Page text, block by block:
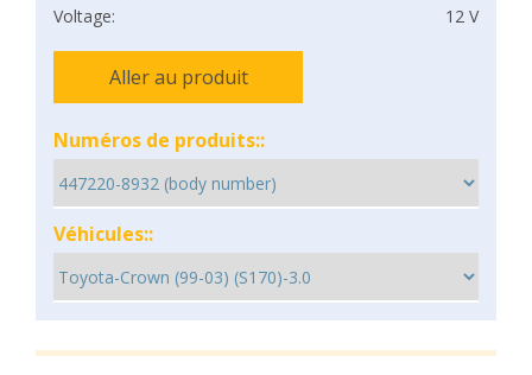
Voltage: 12 V
Aller au produit
Numéros de produits::
Véhicules::